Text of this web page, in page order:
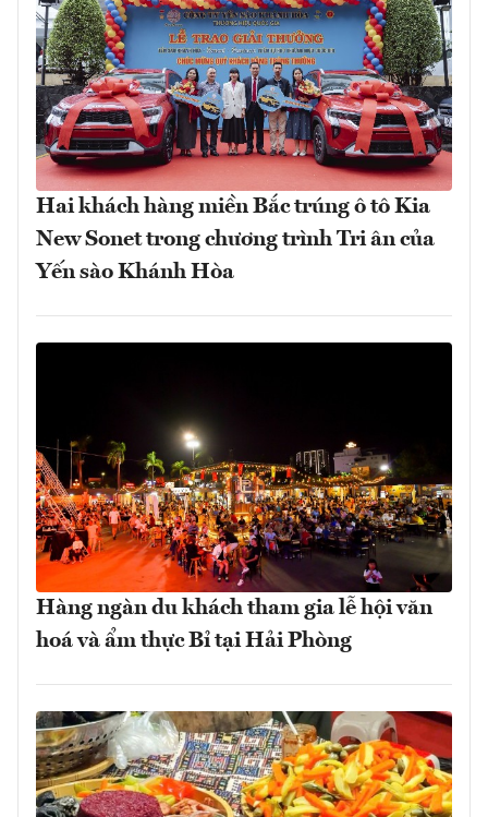
Hai khách hàng miền Bắc trúng ô tô Kia
New Sonet trong chương trình Tri ân của
Yến sào Khánh Hòa
Hàng ngàn du khách tham gia lễ hội văn
hoá và ẩm thực Bỉ tại Hải Phòng